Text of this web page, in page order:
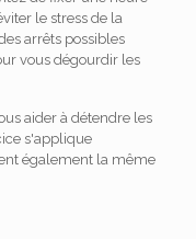
le stress de la
arrêts possibles
vous dégourdir les
aider à détendre les
s'applique
également la même